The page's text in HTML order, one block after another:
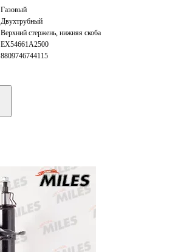
Газовый
Двухтрубный
Верхний стержень, нижняя скоба
EX54661A2500
8809746744115